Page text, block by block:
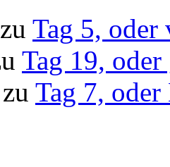
zu Tag 5, oder
Tag 19,
zu Tag 7, oder